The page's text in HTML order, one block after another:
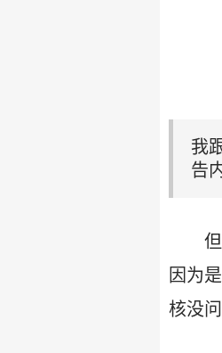
我
告
因为
核没